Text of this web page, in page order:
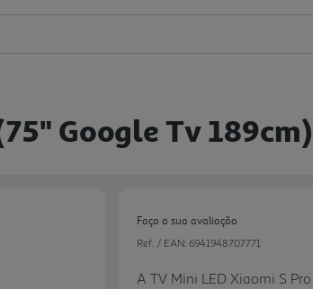
Google Tv 189cm)
Faça a sua avaliação
Ref. / EAN: 6941948707771
A TV Mini LED Xiaomi S